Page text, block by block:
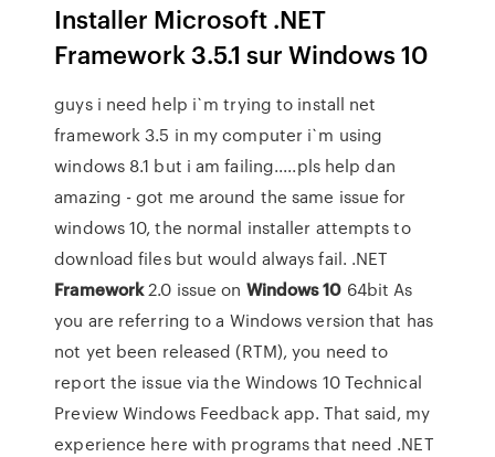
Installer Microsoft .NET
Framework 3.5.1 sur Windows 10
guys i need help i`m trying to install net
framework 3.5 in my computer i`m using
windows 8.1 but i am failing.....pls help dan
amazing - got me around the same issue for
windows 10, the normal installer attempts to
download files but would always fail. .NET
Framework2.0 issue on Windows10 64bit As
you are referring to a Windows version that has
not yet been released (RTM), you need to
report the issue via the Windows 10 Technical
Preview Windows Feedback app. That said, my
experience here with programs that need .NET